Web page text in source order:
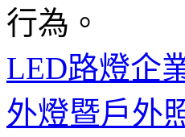
行為。
LED路燈企
外燈暨戶外